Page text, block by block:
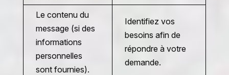
Le contenu du
message (si des
informations
personnelles
sont fournies).
Identifiez vos
besoins afin de
répondre à votre
demande.